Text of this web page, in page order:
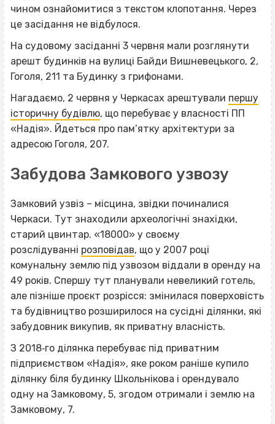
чином ознайомитися з текстом клопотання. Через
це засідання не відбулося.
На судовому засіданні 3 червня мали розглянути
арешт будинків на вулиці Байди Вишневецького, 2,
Гоголя, 211 та Будинку з грифонами.
Нагадаємо, 2 червня у Черкасах арештували першу
історичну будівлю, що перебуває у власності ПП
«Надія». Йдеться про пам’ятку архітектури за
адресою Гоголя, 207.
Забудова Замкового узвозу
Замковий узвіз – місцина, звідки починалися
Черкаси. Тут знаходили археологічні знахідки,
старий цвинтар. «18000» у своєму
розслідуванні розповідав, що у 2007 році
комунальну землю під узвозом віддали в оренду на
49 років. Спершу тут планували невеликий готель,
але пізніше проєкт розрісся: змінилася поверховість
та будівництво розширилося на сусідні ділянки, які
забудовник викупив, як приватну власність.
З 2018‐го ділянка перебуває під приватним
підприємством «Надія», яке роком раніше купило
ділянку біля будинку Школьнікова і орендувало
одну на Замковому, 5, згодом отримали і землю на
Замковому, 7.